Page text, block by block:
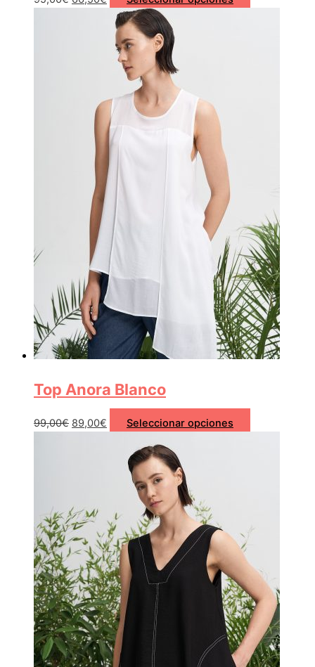
Top Anora Blanco
99,00€ 89,00€ Seleccionar opciones